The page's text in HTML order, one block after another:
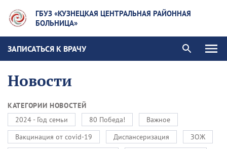
ГБУЗ «КУЗНЕЦКАЯ ЦЕНТРАЛЬНАЯ РАЙОННАЯ
БОЛЬНИЦА»
ЗАПИСАТЬСЯ К ВРАЧУ
Новости
КАТЕГОРИИ НОВОСТЕЙ
2024 - Год семьи
80 Победа!
Важное
Вакцинация от covid-19
Диспансеризация
ЗОЖ